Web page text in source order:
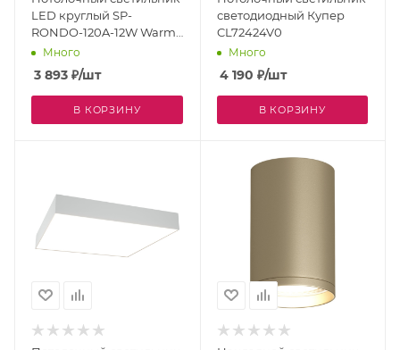
LED круглый SP-
RONDO-120A-12W Warm
White (Arlight, IP40
Металл, 3 года) 021781
Много
3 893 ₽/шт
В КОРЗИНУ
светодиодный Купер
CL72424V0
Много
4 190 ₽/шт
В КОРЗИНУ